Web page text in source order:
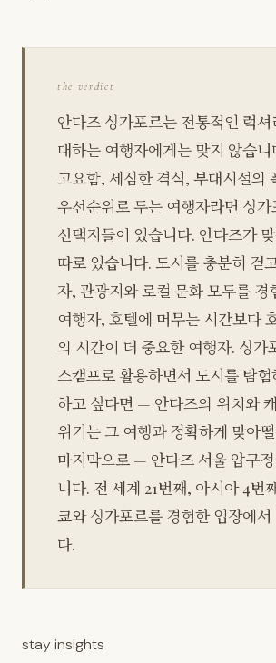
the verdict
안다즈 싱가포르는 전통적인 럭셔
대하는 여행자에게는 맞지 않습니
고요함, 세심한 격식, 부대시설의
우선순위로 두는 여행자라면 싱
선택지들이 있습니다. 안다즈가
따로 있습니다. 도시를 충분히 걷
자, 관광지와 로컬 문화 모두를 경
여행자, 호텔에 머무는 시간보다
의 시간이 더 중요한 여행자. 싱가
스캠프로 활용하면서 도시를 탐
하고 싶다면 — 안다즈의 위치와
위기는 그 여행과 정확하게 맞아
마지막으로 — 안다즈 서울 압구
니다. 전 세계 21번째, 아시아 4번
쿄와 싱가포르를 경험한 입장에서
다.
stay insights